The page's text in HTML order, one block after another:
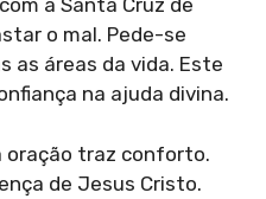
com a Santa Cruz de
o mal. Pede-se
as áreas da vida. Este
na ajuda divina.
oração traz conforto.
de Jesus Cristo.